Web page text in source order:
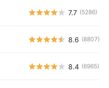
7.7 (5286)
8.6 (8807)
8.4 (6965)